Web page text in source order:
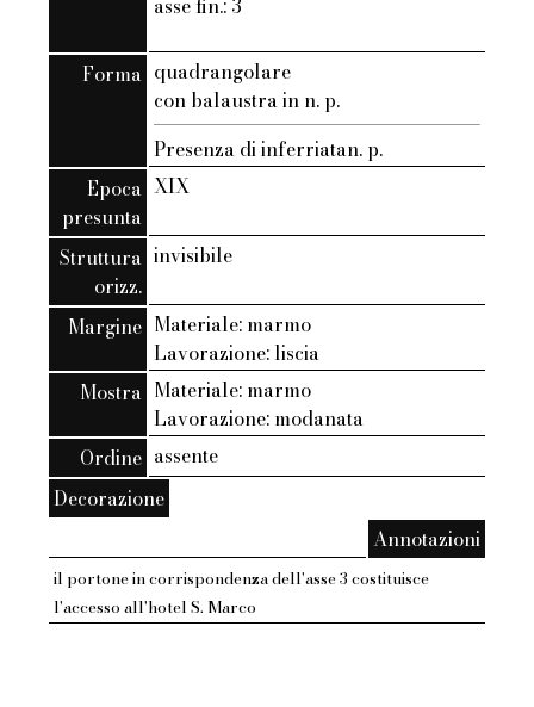
asse fin.: 3
Forma quadrangolare
con balaustra in n. p.
Presenza di inferriatan. p.
Epoca
presunta
XIX
Struttura
orizz.
invisibile
Margine Materiale: marmo
Lavorazione: liscia
Mostra Materiale: marmo
Lavorazione: modanata
Ordine assente
Decorazione
Annotazioni
il portone in corrispondenza dell'asse 3 costituisce
l'accesso all'hotel S. Marco